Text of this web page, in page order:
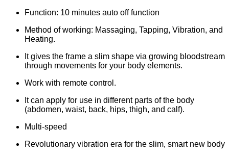
Function: 10 minutes auto off function
Method of working: Massaging, Tapping, Vibration, and
Heating.
It gives the frame a slim shape via growing bloodstream
through movements for your body elements.
Work with remote control.
It can apply for use in different parts of the body
(abdomen, waist, back, hips, thigh, and calf).
Multi-speed
Revolutionary vibration era for the slim, smart new body